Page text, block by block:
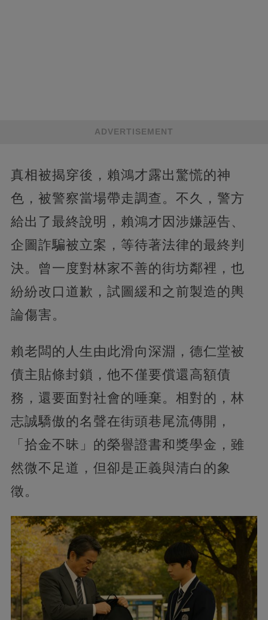
ADVERTISEMENT
真相被揭穿後，賴鴻才露出驚慌的神
色，被警察當場帶走調查。不久，警方
給出了最終說明，賴鴻才因涉嫌誣告、
企圖詐騙被立案，等待著法律的最終判
決。曾一度對林家不善的街坊鄰裡，也
紛紛改口道歉，試圖緩和之前製造的輿
論傷害。
賴老闆的人生由此滑向深淵，德仁堂被
債主貼條封鎖，他不僅要償還高額債
務，還要面對社會的唾棄。相對的，林
志誠驕傲的名聲在街頭巷尾流傳開，
「拾金不昧」的榮譽證書和獎學金，雖
然微不足道，但卻是正義與清白的象
徵。